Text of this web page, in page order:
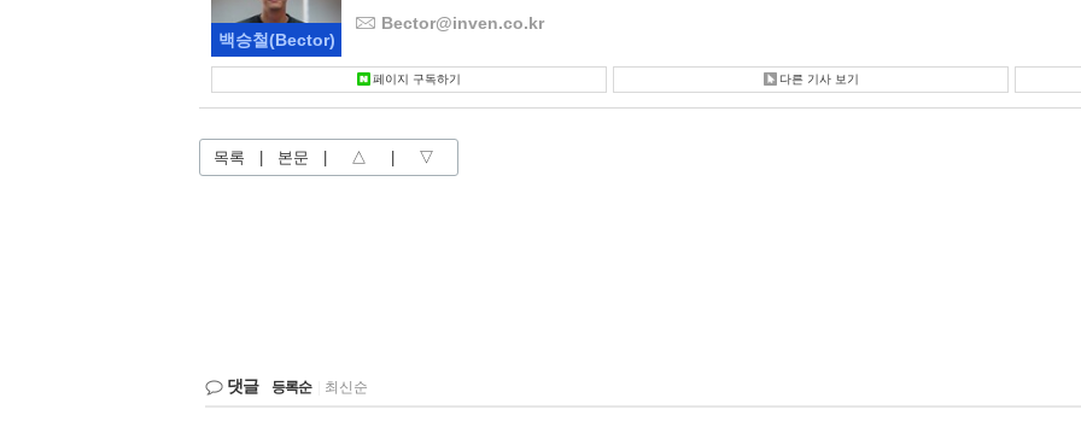
백승철(Bector)
Bector@inven.co.kr
페이지 구독하기 다른 기사 보기
목록 본문 △ ▽
댓글 등록순 최신순